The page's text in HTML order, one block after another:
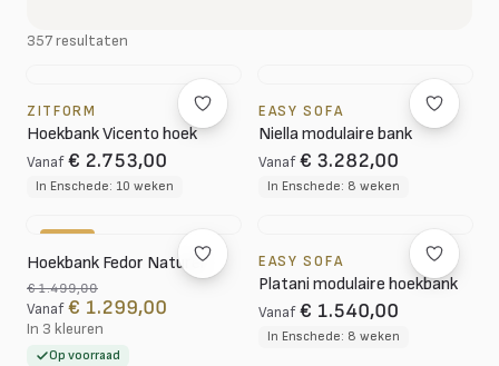
357 resultaten
ZITFORM
Hoekbank Vicento hoek
Vanaf € 2.753,00
In Enschede: 10 weken
EASY SOFA
Niella modulaire bank
Vanaf € 3.282,00
In Enschede: 8 weken
Hoekbank Fedor Naturel
€ 1.499,00
Vanaf € 1.299,00
In 3 kleuren
Op voorraad
EASY SOFA
Platani modulaire hoekbank
Vanaf € 1.540,00
In Enschede: 8 weken